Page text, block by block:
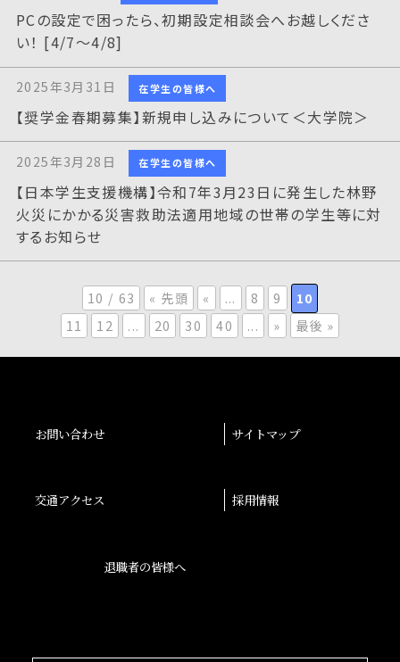
PCの設定で困ったら、初期設定相談会へお越しくださ
い！ [4/7～4/8]
2025年3月31日 在学生の皆様へ
【奨学金春期募集】新規申し込みについて＜大学院＞
2025年3月28日 在学生の皆様へ
【日本学生支援機構】令和7年3月23日に発生した林野
火災にかかる災害救助法適用地域の世帯の学生等に対
するお知らせ
10 / 63 « 先頭 « ... 8 9
10
11
12 ... 20 30 40 ... » 最後 »
お問い合わせ サイトマップ
交通アクセス 採用情報
退職者の皆様へ